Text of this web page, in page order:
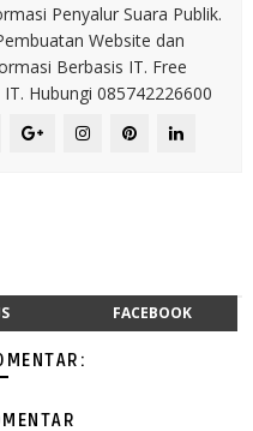
Penyalur Suara Publik.
Website dan
Berbasis IT. Free
Hubungi 085742226600
FACEBOOK